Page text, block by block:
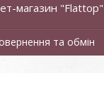
магазин "Flattop"
та обмін